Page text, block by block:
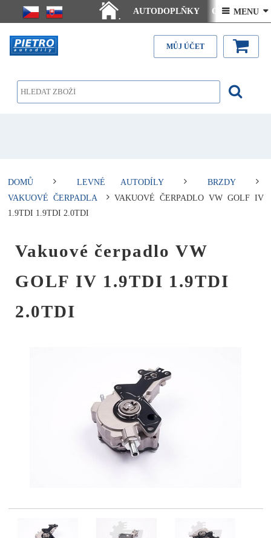
.
AUTODOPLŇKY Ceny doručení
Články - návody Kontakt
 MENU 
MŮJ ÚČET
DOMŮ LEVNÉ AUTODÍLY
BRZDY
VAKUOVÉ ČERPADLA
VAKUOVÉ ČERPADLO VW GOLF IV
1.9TDI 1.9TDI 2.0TDI
Vakuové čerpadlo VW
GOLF IV 1.9TDI 1.9TDI
2.0TDI